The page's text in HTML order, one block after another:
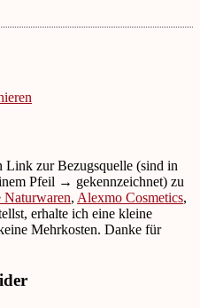
Link zur Bezugsquelle (sind in
Pfeil → gekennzeichnet) zu
Naturwaren, Alexmo Cosmetics,
erhalte ich eine kleine
Mehrkosten. Danke für